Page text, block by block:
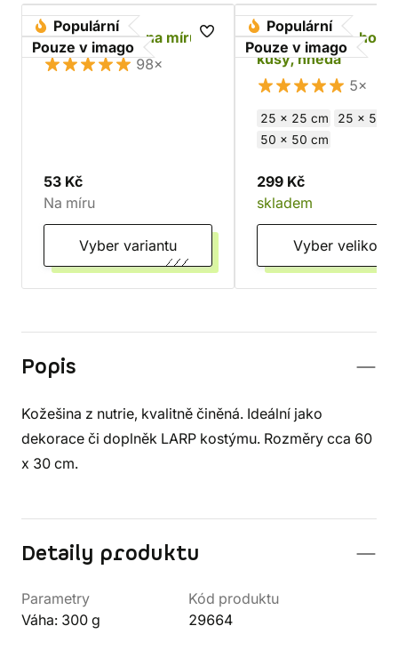
Populární
Pouze v imago
Hovězí kůže - na míru
98×
53 Kč
Na míru
Vyber variantu
Populární
Pouze v imago
Hovězí kůže -
kusy, hnědá
5×
25 x 25 cm
25 x 50
50 x 50 cm
299 Kč
skladem
Vyber velikost
Popis
Kožešina z nutrie, kvalitně činěná. Ideální jako
dekorace či doplněk LARP kostýmu. Rozměry cca 60
x 30 cm.
Detaily produktu
Parametry
Váha: 300 g
Kód produktu
29664